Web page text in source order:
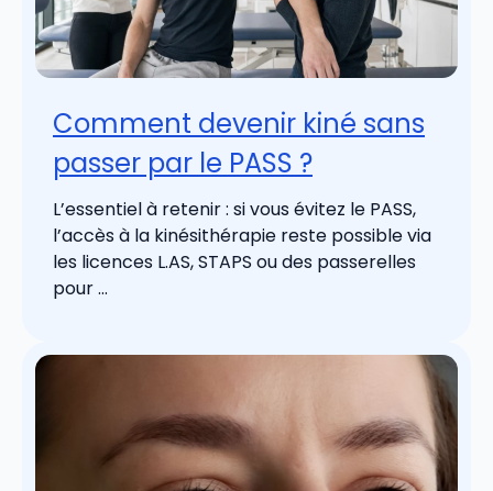
Comment devenir kiné sans
passer par le PASS ?
L’essentiel à retenir : si vous évitez le PASS,
l’accès à la kinésithérapie reste possible via
les licences L.AS, STAPS ou des passerelles
pour ...